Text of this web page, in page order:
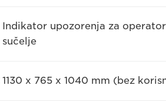
Indikator upozorenja za
sučelje
1130 x 765 x 1040 mm (bez